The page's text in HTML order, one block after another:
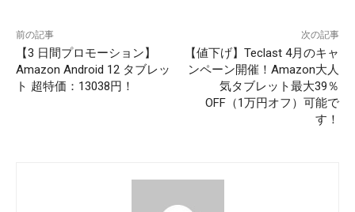
前の記事
【3 日間プロモーション】
Amazon Android 12 タブレッ
ト 超特価：13038円！
次の記事
【値下げ】Teclast 4月のキャ
ンペーン開催！Amazon大人
気タブレット最大39％
OFF（1万円オフ）可能で
す！